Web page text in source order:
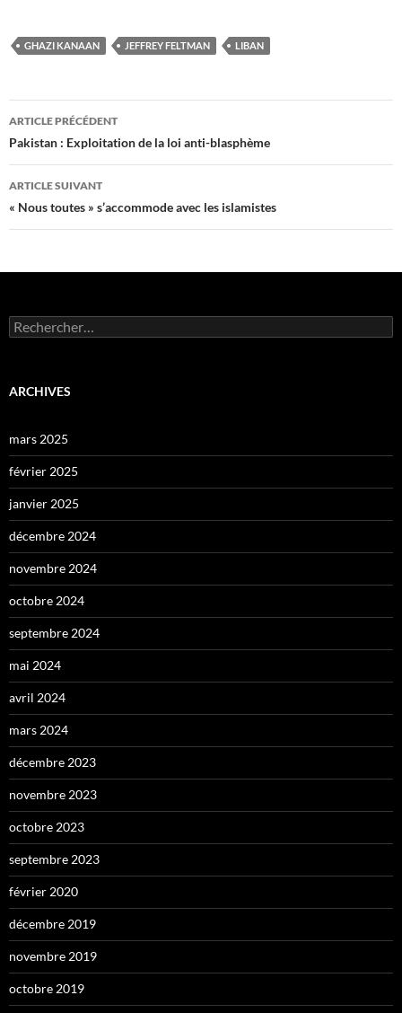
GHAZI KANAAN JEFFREY FELTMAN LIBAN
Navigation
des
articles
ARTICLE PRÉCÉDENT
Pakistan : Exploitation de la loi anti-blasphème
ARTICLE SUIVANT
« Nous toutes » s’accommode avec les islamistes
Rechercher :
ARCHIVES
mars 2025
février 2025
janvier 2025
décembre 2024
novembre 2024
octobre 2024
septembre 2024
mai 2024
avril 2024
mars 2024
décembre 2023
novembre 2023
octobre 2023
septembre 2023
février 2020
décembre 2019
novembre 2019
octobre 2019